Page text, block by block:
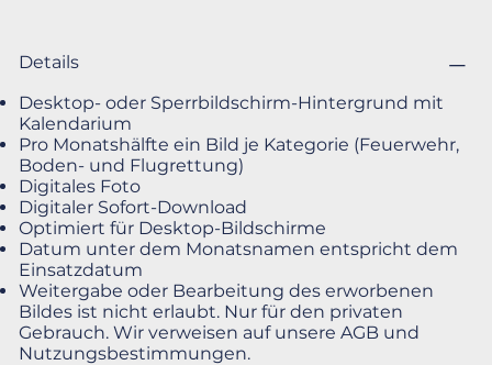
Details
Desktop- oder Sperrbildschirm-Hintergrund mit
Kalendarium
Pro Monatshälfte ein Bild je Kategorie (Feuerwehr,
Boden- und Flugrettung)
Digitales Foto
Digitaler Sofort-Download
Optimiert für Desktop-Bildschirme
Datum unter dem Monatsnamen entspricht dem
Einsatzdatum
Weitergabe oder Bearbeitung des erworbenen
Bildes ist nicht erlaubt. Nur für den privaten
Gebrauch. Wir verweisen auf unsere AGB und
Nutzungsbestimmungen.